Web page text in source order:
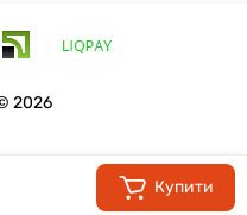
Купити
2026